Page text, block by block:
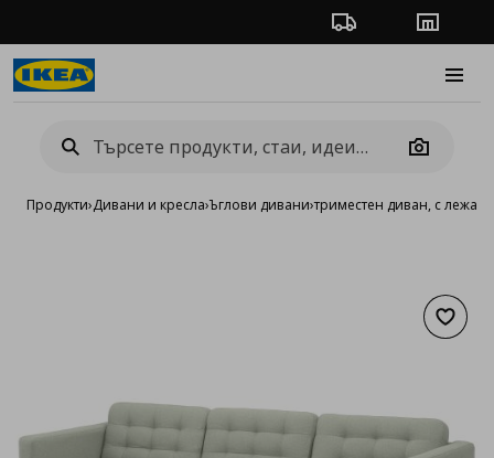
Проследяване на
Camera
Продукти›Дивани и кресла›Ъглови дивани›триместен диван, с